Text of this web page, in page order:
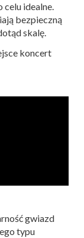
idealne.
bezpieczną
skalę.
koncert
gwiazd
typu